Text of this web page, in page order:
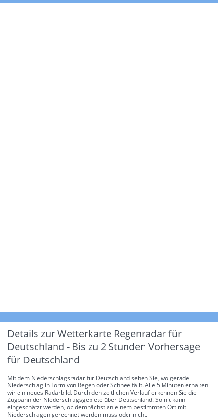
Details zur Wetterkarte Regenradar für
Deutschland - Bis zu 2 Stunden Vorhersage
für Deutschland
Mit dem Niederschlagsradar für Deutschland sehen Sie, wo gerade
Niederschlag in Form von Regen oder Schnee fällt. Alle 5 Minuten erhalten
wir ein neues Radarbild. Durch den zeitlichen Verlauf erkennen Sie die
Zugbahn der Niederschlagsgebiete über Deutschland. Somit kann
eingeschätzt werden, ob demnächst an einem bestimmten Ort mit
Niederschlägen gerechnet werden muss oder nicht.